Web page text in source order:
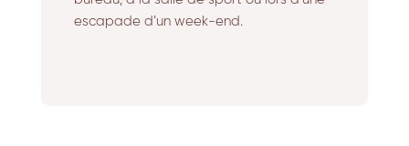
escapade d’un week-end.